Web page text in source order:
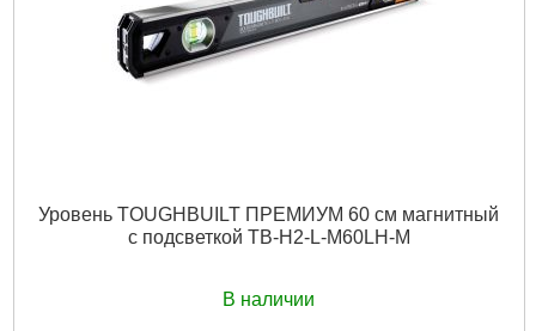
Уровень TOUGHBUILT ПРЕМИУМ 60 см магнитный
с подсветкой TB-H2-L-M60LH-M
В наличии